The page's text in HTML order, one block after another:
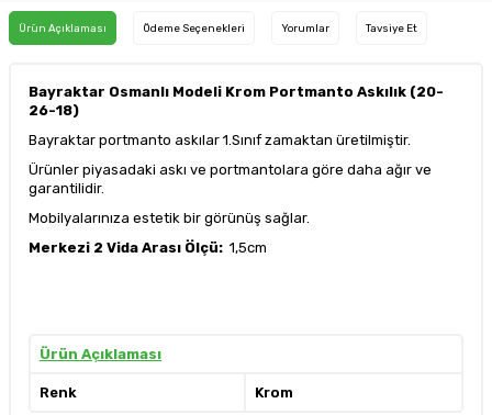
Ürün Açıklaması Ödeme Seçenekleri Yorumlar Tavsiye Et
Bayraktar Osmanlı Modeli Krom Portmanto Askılık (20-
26-18)
Bayraktar portmanto askılar 1.Sınıf zamaktan üretilmiştir.
Ürünler piyasadaki askı ve portmantolara göre daha ağır ve
garantilidir.
Mobilyalarınıza estetik bir görünüş sağlar.
Merkezi 2 Vida Arası Ölçü: 1,5cm
Ürün Açıklaması
Renk Krom